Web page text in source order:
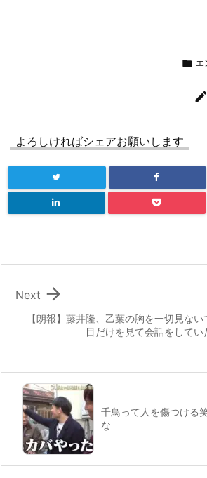
 エ

よろしければシェアお願いします
【朗報】藤井隆、乙葉の胸を一切見ない
目だけを見て会話をしてい

Next
千鳥って人を傷つける
な